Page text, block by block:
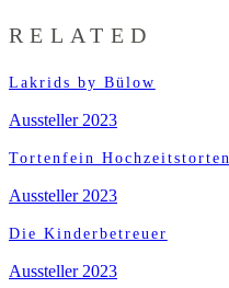
RELATED
Lakrids by Bülow
Aussteller 2023
Tortenfein Hochzeitstorten
Aussteller 2023
Die Kinderbetreuer
Aussteller 2023